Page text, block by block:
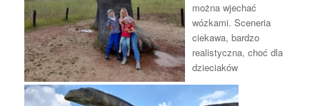
można wjechać
wózkami. Sceneria
ciekawa, bardzo
realistyczna, choć dla
dzieciaków